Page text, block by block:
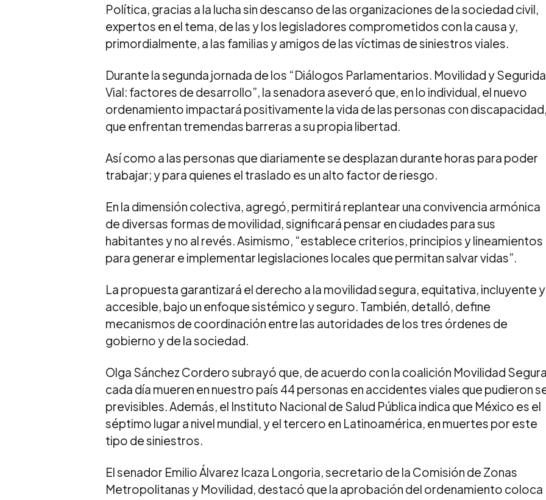
Política, gracias a la lucha sin descanso de las organizaciones de la sociedad civil,
expertos en el tema, de las y los legisladores comprometidos con la causa y,
primordialmente, a las familias y amigos de las víctimas de siniestros viales.
Durante la segunda jornada de los “Diálogos Parlamentarios. Movilidad y
Vial: factores de desarrollo”, la senadora aseveró que, en lo individual, el nuevo
ordenamiento impactará positivamente la vida de las personas con
que enfrentan tremendas barreras a su propia libertad.
Así como a las personas que diariamente se desplazan durante horas para poder
trabajar; y para quienes el traslado es un alto factor de riesgo.
En la dimensión colectiva, agregó, permitirá replantear una convivencia armónica
de diversas formas de movilidad, significará pensar en ciudades para sus
habitantes y no al revés. Asimismo, “establece criterios, principios y lineamientos
para generar e implementar legislaciones locales que permitan salvar vidas”.
La propuesta garantizará el derecho a la movilidad segura, equitativa, incluyente y
accesible, bajo un enfoque sistémico y seguro. También, detalló, define
mecanismos de coordinación entre las autoridades de los tres órdenes de
gobierno y de la sociedad.
Olga Sánchez Cordero subrayó que, de acuerdo con la coalición Movilidad
cada día mueren en nuestro país 44 personas en accidentes viales que pudieron
previsibles. Además, el Instituto Nacional de Salud Pública indica que México es el
séptimo lugar a nivel mundial, y el tercero en Latinoamérica, en muertes por este
tipo de siniestros.
El senador Emilio Álvarez Icaza Longoria, secretario de la Comisión de Zonas
Metropolitanas y Movilidad, destacó que la aprobación del ordenamiento coloca